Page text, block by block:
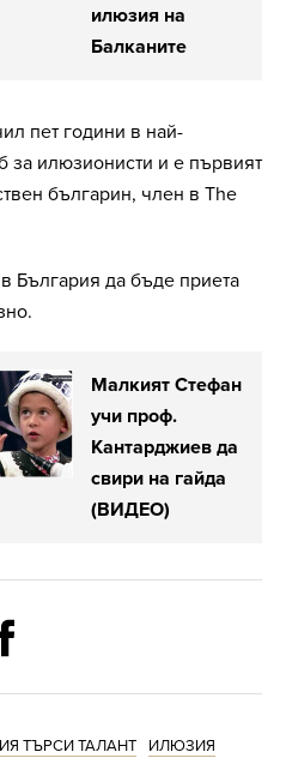
илюзия на
Балканите
пет години в най-
за илюзионисти и е първият
българин, член в The
България да бъде приета
Малкият Стефан
учи проф.
Кантарджиев да
свири на гайда
(ВИДЕО)
ТЪРСИ ТАЛАНТ
ИЛЮЗИЯ